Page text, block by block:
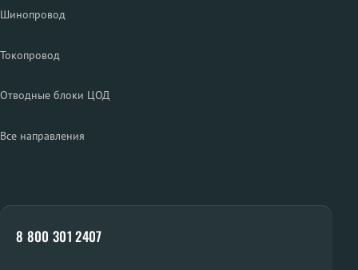
Шинопровод
Токопровод
Отводные блоки ЦОД
Все направления
8 800 301 2407